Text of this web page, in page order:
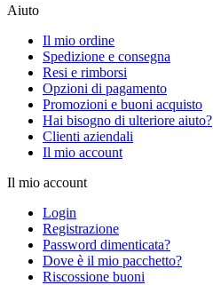
Aiuto
Il mio ordine
Spedizione e consegna
Resi e rimborsi
Opzioni di pagamento
Promozioni e buoni acquisto
Hai bisogno di ulteriore aiuto?
Clienti aziendali
Il mio account
Il mio account
Login
Registrazione
Password dimenticata?
Dove è il mio pacchetto?
Riscossione buoni